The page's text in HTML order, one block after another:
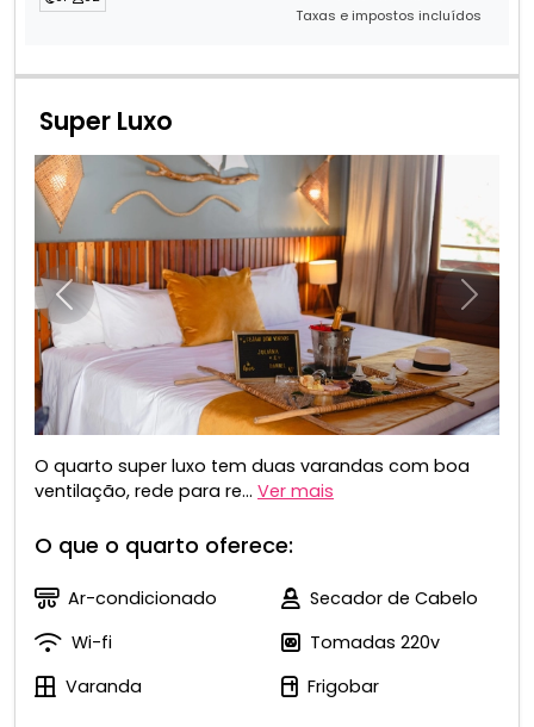
Taxas e impostos incluídos
Super Luxo
Anterior
O quarto super luxo tem duas varandas com boa
ventilação, rede para re... Ver mais
O que o quarto oferece:
Ar-condicionado
Secador de Cabelo
Wi-fi
Tomadas 220v
Varanda
Frigobar